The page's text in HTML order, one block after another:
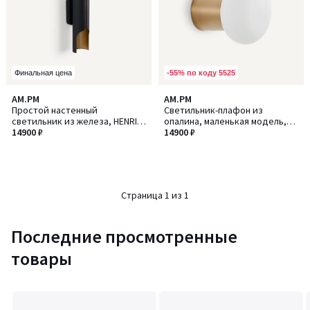
Финальная цена
AM.PM
Простой настенный
светильник из железа, HENRIO
/ ХЕНРИО
14900 ₽
-55% по коду 5525
AM.PM
Светильник-плафон из
опалина, маленькая модель,
Faith / Фейт
14900 ₽
Страница 1 из 1
Последние просмотренные
товары